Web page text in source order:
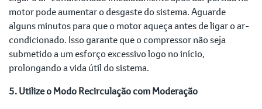
motor pode aumentar o desgaste do sistema. Aguarde
alguns minutos para que o motor aqueça antes de ligar o ar-
condicionado. Isso garante que o compressor não seja
submetido a um esforço excessivo logo no início,
prolongando a vida útil do sistema.
5. Utilize o Modo Recirculação com Moderação